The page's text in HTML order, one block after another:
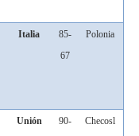
Italia
85-
67
Polonia
Unión
90-
Checosl